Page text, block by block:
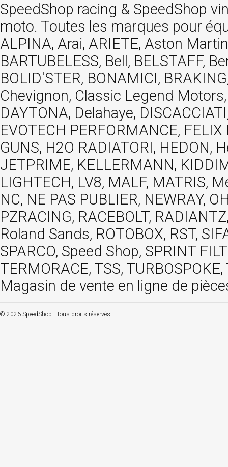
SpeedShop racing & SpeedShop
moto. Toutes les marques pour
ALPINA, Arai, ARIETE, Aston
BARTUBELESS, Bell, BELSTAFF,
BOLID'STER, BONAMICI,
Chevignon, Classic Legend
DAYTONA, Delahaye,
EVOTECH PERFORMANCE,
GUNS, H2O RADIATORI, HEDON,
JETPRIME, KELLERMANN,
LIGHTECH, LV8, MALF, MATRIS,
NC, NE PAS PUBLIER, NEWRAY,
PZRACING, RACEBOLT,
Roland Sands, ROTOBOX, RST,
SPARCO, Speed Shop, SPRINT
TERMORACE, TSS,
Magasin de vente en ligne de
© 2026 SpeedShop - Tous droits réservés.